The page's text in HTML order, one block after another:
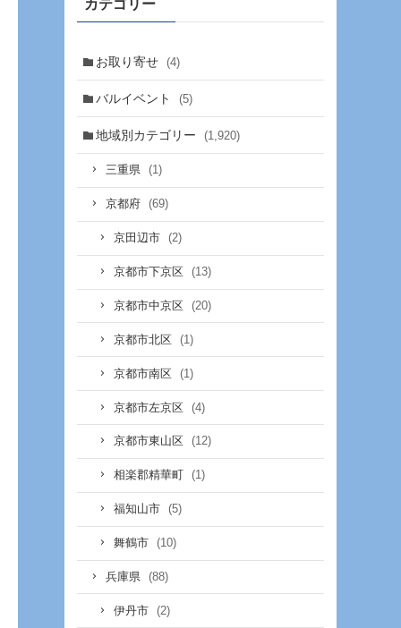
カテゴリー
お取り寄せ (4)
バルイベント (5)
地域別カテゴリー (1,920)
三重県 (1)
京都府 (69)
京田辺市 (2)
京都市下京区 (13)
京都市中京区 (20)
京都市北区 (1)
京都市南区 (1)
京都市左京区 (4)
京都市東山区 (12)
相楽郡精華町 (1)
福知山市 (5)
舞鶴市 (10)
兵庫県 (88)
伊丹市 (2)